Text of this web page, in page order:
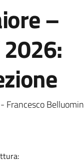
–
Francesco